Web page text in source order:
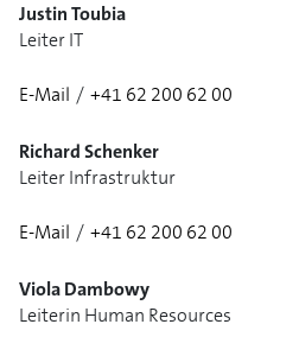
Justin Toubia
Leiter IT
E-Mail / +41 62 200 62 00
Richard Schenker
Leiter Infrastruktur
E-Mail / +41 62 200 62 00
Viola Dambowy
Leiterin Human Resources